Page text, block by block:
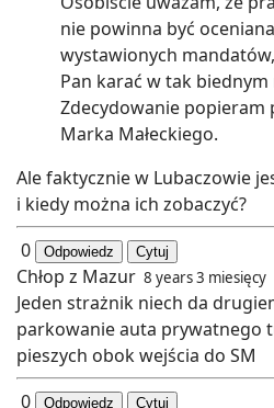
nie powinna być
wystawionych
Pan karać w tak biednym
Zdecydowanie popieram
Marka Małeckiego.
Ale faktycznie w Lubaczowie
i kiedy można ich zobaczyć?
0
Odpowiedz Cytuj
Chłop z Mazur 8 years 3 miesięcy
Jeden strażnik niech da
parkowanie auta prywatnego
pieszych obok wejścia do SM
0
Odpowiedz Cytuj